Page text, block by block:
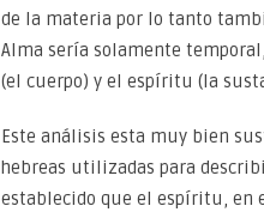
de la materia por lo tanto
Alma sería solamente
(el cuerpo) y el espíritu (la
Este análisis esta muy bien
hebreas utilizadas para
establecido que el espíritu, en